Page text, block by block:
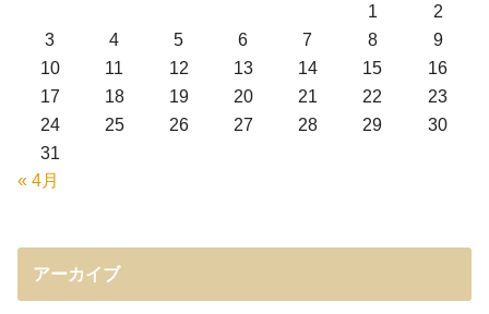
1
2
3
4 5 6 7 8
9
10
11 12 13 14 15
16
17
18 19 20 21 22
23
24
25 26 27 28 29
30
31
« 4月
アーカイブ